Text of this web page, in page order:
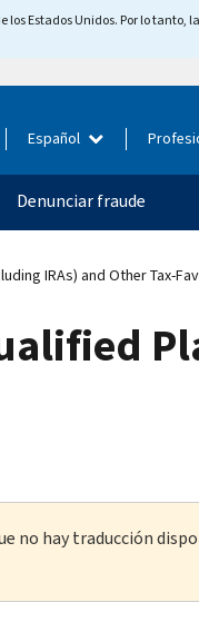
Estados Unidos. Por lo tanto,
Español
Denunciar fraude
IRAs) and Other Tax-
no hay traducción